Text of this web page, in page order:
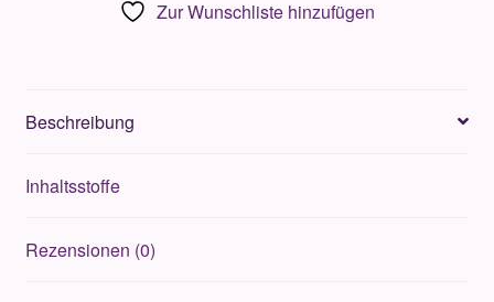
Zur Wunschliste hinzufügen
Beschreibung
Inhaltsstoffe
Rezensionen (0)